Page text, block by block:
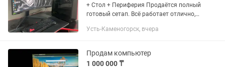
+ Стол + Периферия Продаётся полный
готовый сетап. Всё работает отлично,
сразу можно играть или работать.
Усть-Каменогорск, вчера
Продам компьютер
1 000 000 ₸